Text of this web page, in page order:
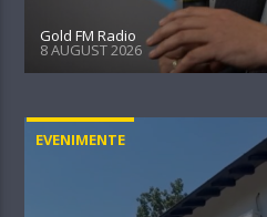
Gold FM Radio
8 AUGUST 2026
EVENIMENTE